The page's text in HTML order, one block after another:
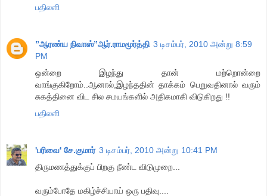
பதிலளி
”ஆரண்ய நிவாஸ்”ஆர்.ராமமூர்த்தி 3 டிசம்பர், 2010 அன்று 8:59
PM
ஒன்றை இழந்து தான் மற்றொன்றை
வாங்குகிறோம்..ஆனால்,இழந்ததின் தாக்கம் பெறுவதினால் வரும்
சுகத்தினை விட சில சமயங்களில் அதிகமாகி விடுகிறது !!
பதிலளி
'பரிவை' சே.குமார் 3 டிசம்பர், 2010 அன்று 10:41 PM
திருமணத்துக்குப் பிறகு நீண்ட விடுமுறை...
வரும்போதே மகிழ்ச்சியாய் ஒரு பதிவு....